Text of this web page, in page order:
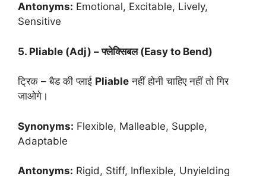
Antonyms: Emotional, Excitable, Lively,
Sensitive
5. Pliable (Adj) – फ्लेक्सिबल (Easy to Bend)
ट्रिक – बैड की प्लाई Pliable नहीं होनी चाहिए नहीं तो गिर
जाओगे।
Synonyms: Flexible, Malleable, Supple,
Adaptable
Antonyms: Rigid, Stiff, Inflexible, Unyielding